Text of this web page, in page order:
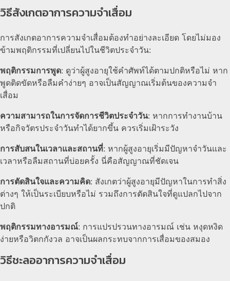
วิธีสังเกตอาการความจำเสื่อม
การสังเกตอาการความจำเสื่อมต้องทำอย่างละเอียด โดยไม่มอง
ข้ามพฤติกรรมที่เปลี่ยนไปในชีวิตประจำวัน:
พฤติกรรมการพูด: ดูว่าผู้สูงอายุใช้คำศัพท์ได้ตามปกติหรือไม่ หาก
พูดติดขัดหรือลืมคำง่ายๆ อาจเป็นสัญญาณเริ่มต้นของความจำ
เสื่อม
ความสามารถในการจัดการชีวิตประจำวัน: หากการทำงานบ้าน
หรือกิจวัตรประจำวันทำได้ยากขึ้น ควรเริ่มเฝ้าระวัง
การสับสนในเวลาและสถานที่: หากผู้สูงอายุเริ่มมีปัญหาจำวันและ
เวลาหรือลืมสถานที่บ่อยครั้ง นี่คือสัญญาณที่ชัดเจน
การตัดสินใจและความคิด: สังเกตว่าผู้สูงอายุมีปัญหาในการทำสิ่ง
ต่างๆ ให้เป็นระเบียบหรือไม่ รวมถึงการตัดสินใจที่ดูแปลกไปจาก
ปกติ
พฤติกรรมทางอารมณ์: การแปรปรวนทางอารมณ์ เช่น หงุดหงิด
ง่ายหรือวิตกกังวล อาจเป็นผลกระทบจากการเสื่อมของสมอง
วิธีชะลออาการความจำเสื่อม